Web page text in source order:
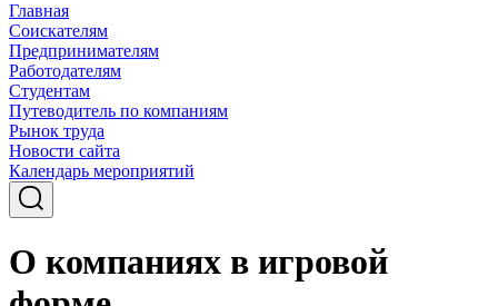
Главная
Соискателям
Предпринимателям
Работодателям
Студентам
Путеводитель по компаниям
Рынок труда
Новости сайта
Календарь мероприятий
О компаниях в игровой